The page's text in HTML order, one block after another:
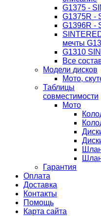
G1375 -
G1375R -
G1396R -
мечты
G1310
Все
Модели дисков
Мото,
Таблицы
совместимости
Мото
Гарантия
Оплата
Доставка
Контакты
Помощь
Карта сайта